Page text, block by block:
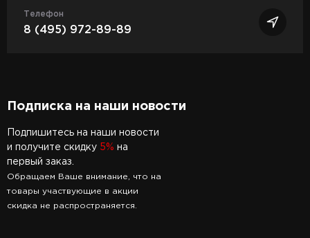
Телефон
8 (495) 972-89-89
Подписка на наши новости
Подпишитесь на наши новости
и получите скидку 5% на
первый заказ.
Обращаем Ваше внимание, что на
товары участвующие в акции
скидка не распространяется.